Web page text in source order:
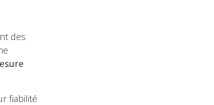
des
fiabilité